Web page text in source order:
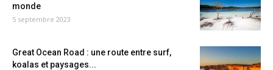
monde
5 septembre 2023
Great Ocean Road : une route entre surf,
koalas et paysages...